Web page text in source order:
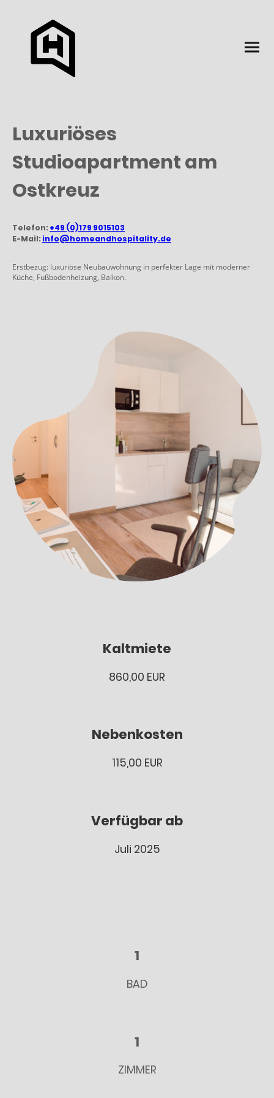
Luxuriöses
Studioapartment am
Ostkreuz
Telefon: +49 (0)179 9015103
E-Mail: info@homeandhospitality.de
Erstbezug: luxuriöse Neubauwohnung in perfekter Lage mit moderner
Küche, Fußbodenheizung, Balkon.
Kaltmiete
860,00 EUR
Nebenkosten
115,00 EUR
Verfügbar ab
Juli 2025
1
BAD
1
ZIMMER